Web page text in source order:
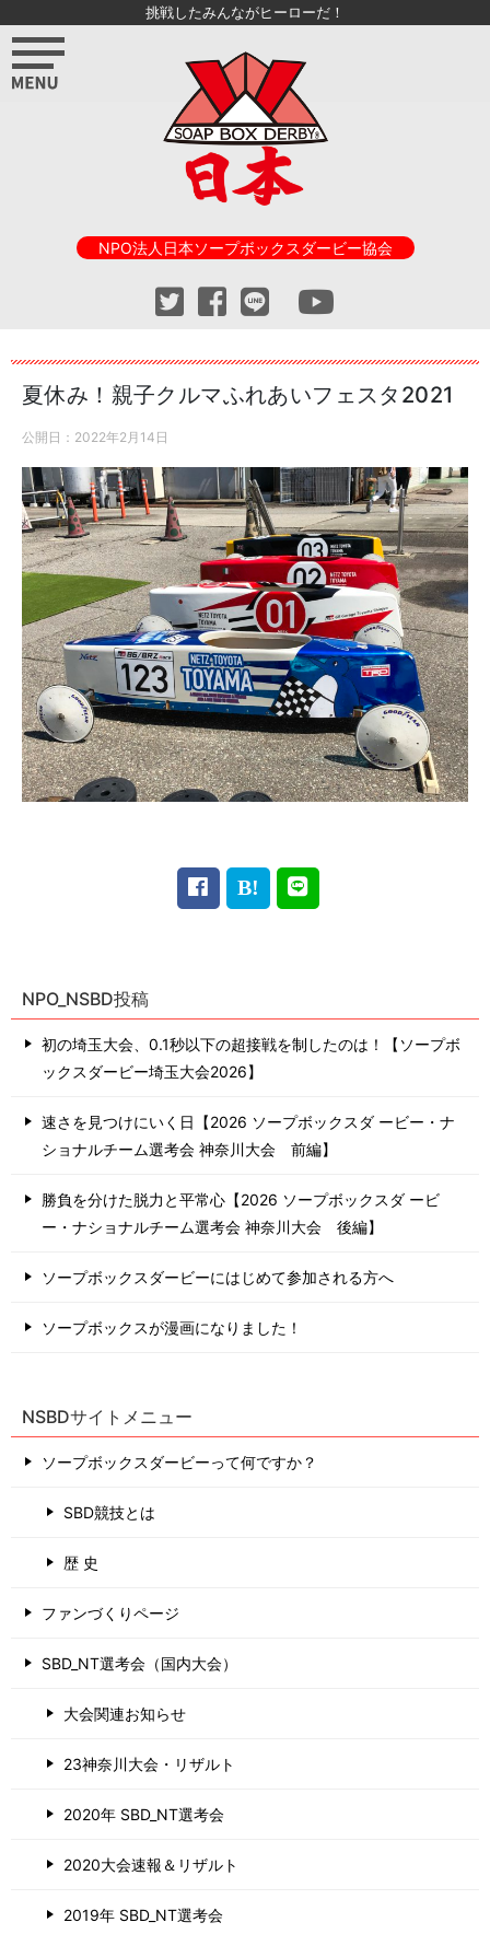
挑戦したみんながヒーローだ！
NPO法人日本ソープボックスダービー協会
夏休み！親子クルマふれあいフェスタ2021
公開日： 2022年2月14日
NPO_NSBD投稿
初の埼玉大会、0.1秒以下の超接戦を制したのは！【ソープボ
ックスダービー埼玉大会2026】
速さを見つけにいく日【2026 ソープボックスダ ービー・ナ
ショナルチーム選考会 神奈川⼤会 前編】
勝負を分けた脱力と平常心【2026 ソープボックスダ ービ
ー・ナショナルチーム選考会 神奈川⼤会 後編】
ソープボックスダービーにはじめて参加される方へ
ソープボックスが漫画になりました！
NSBDサイトメニュー
ソープボックスダービーって何ですか？
SBD競技とは
歴 史
ファンづくりページ
SBD_NT選考会（国内大会）
大会関連お知らせ
23神奈川大会・リザルト
2020年 SBD_NT選考会
2020大会速報＆リザルト
2019年 SBD_NT選考会